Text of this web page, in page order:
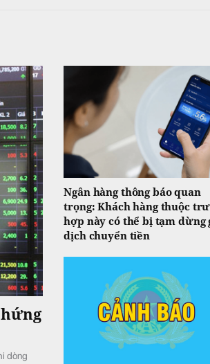
dòng
Ngân hàng thông báo quan
trọng: Khách hàng thuộc
hợp này có thể bị tạm dừng
dịch chuyển tiền